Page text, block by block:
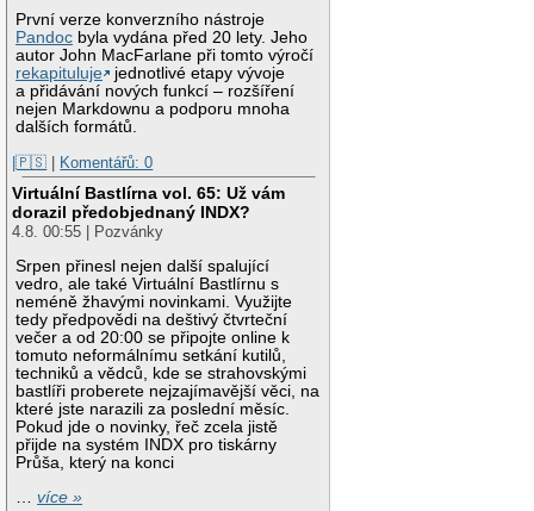
První verze konverzního nástroje
Pandoc byla vydána před 20 lety. Jeho
autor John MacFarlane při tomto výročí
rekapituluje
jednotlivé etapy vývoje
a přidávání nových funkcí – rozšíření
nejen Markdownu a podporu mnoha
dalších formátů.
|🇵🇸 | Komentářů: 0
Virtuální Bastlírna vol. 65: Už vám
dorazil předobjednaný INDX?
4.8. 00:55 | Pozvánky
Srpen přinesl nejen další spalující
vedro, ale také Virtuální Bastlírnu s
neméně žhavými novinkami. Využijte
tedy předpovědi na deštivý čtvrteční
večer a od 20:00 se připojte online k
tomuto neformálnímu setkání kutilů,
techniků a vědců, kde se strahovskými
bastlíři proberete nejzajímavější věci, na
které jste narazili za poslední měsíc.
Pokud jde o novinky, řeč zcela jistě
přijde na systém INDX pro tiskárny
Průša, který na konci
…více »